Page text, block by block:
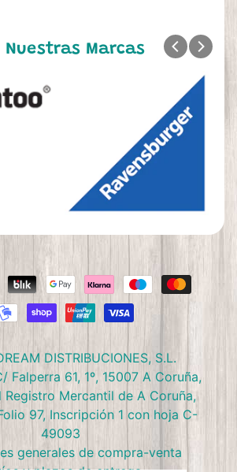
Nuestras Marcas
DISTRIBUCIONES, S.L.
Falperra 61, 1º, 15007 A Coruña,
Registro Mercantil de A Coruña,
97, Inscripción 1 con hoja C-
49093
generales de compra-venta